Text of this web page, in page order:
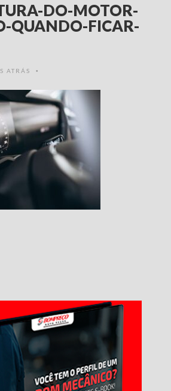
DO-MOTOR-
QUANDO-FICAR-
ATRÁS •